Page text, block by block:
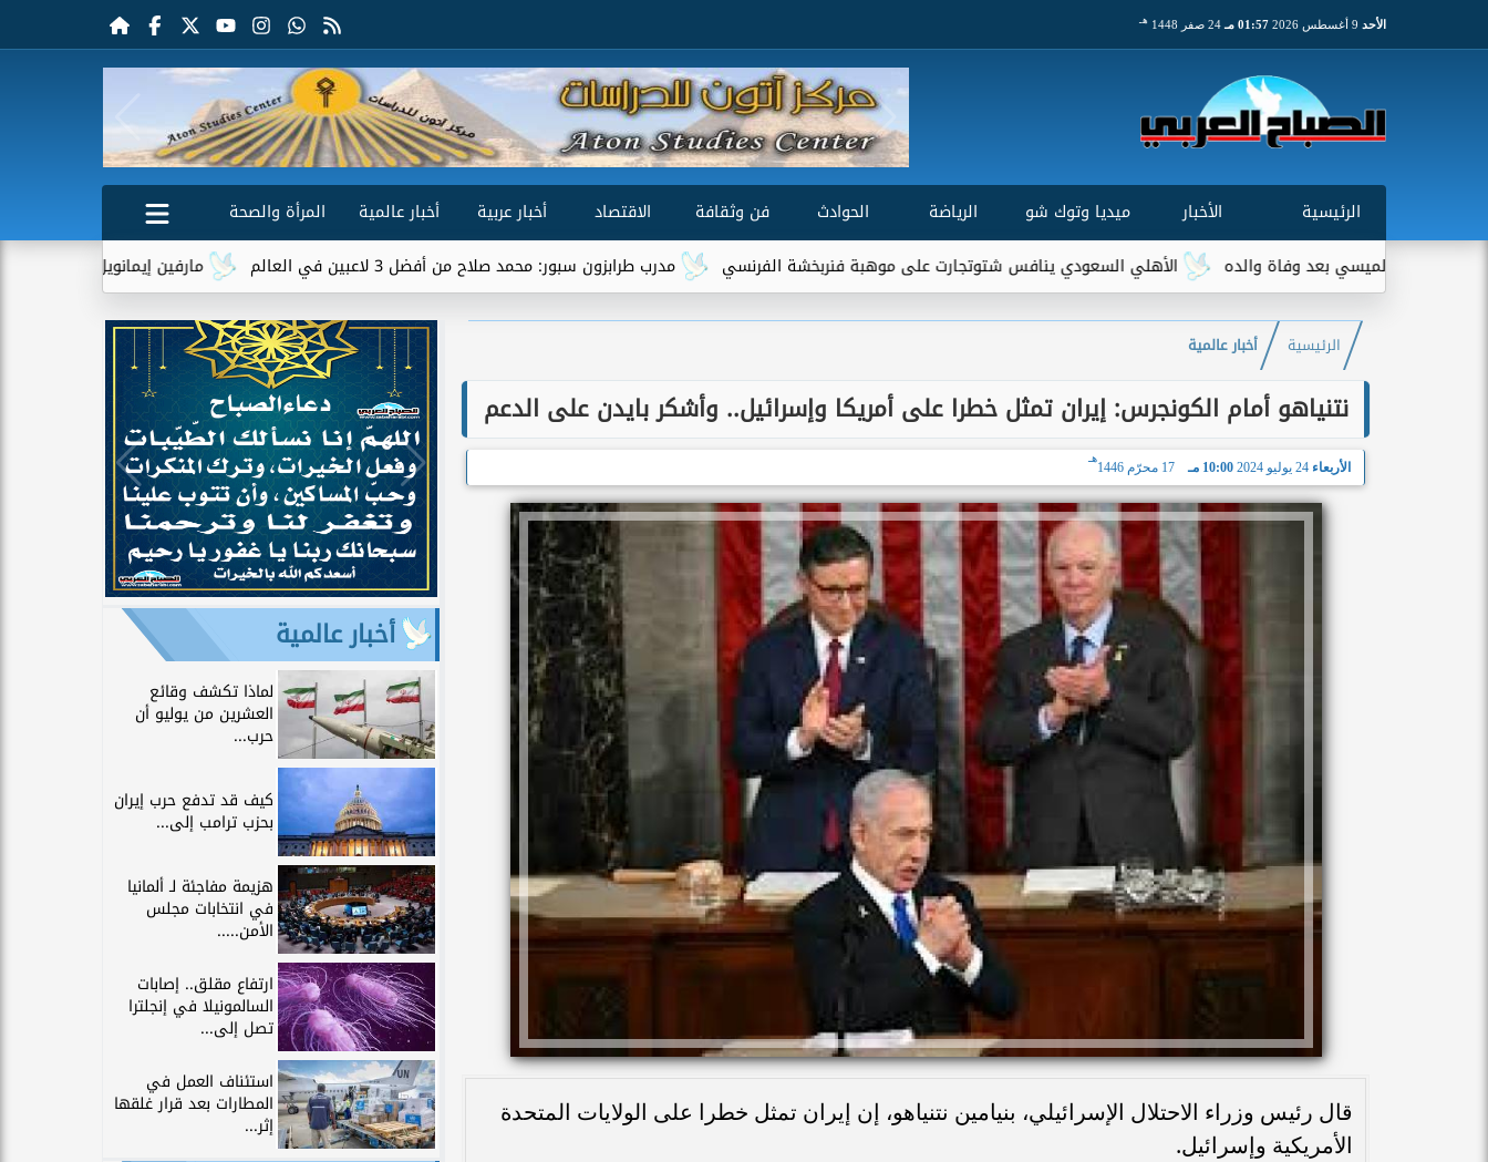
الأحد 01:57 مـ 24 صفر 1448 هـ
الرئيسية الأخبار ميديا وتوك شو الرياضة الحوادث فن وثقافة الاقتصاد أخبار عربية أخبار عالمية
المرأة والصحة
مارفين إيمانويل.. سائق توصيل وعامل
مدرب طرابزون سبور: محمد صلاح من أفضل 3 لاعبين في العالم الأهلي السعودي ينافس شتوتجارت على موهبة فنربخشة الفرنسي لميسي بعد وفاة والده
الرئيسية أخبار عالمية
نتنياهو أمام الكونجرس: إيران تمثل خطرا على أمريكا وإسرائيل.. وأشكر بايدن على الدعم
الأربعاء 24 يوليو 2024 10:00 مـ 17 محرّم 1446
هـ
قال رئيس وزراء الاحتلال الإسرائيلي، بنيامين نتنياهو، إن إيران تمثل خطرا على الولايات المتحدة
الأمريكية وإسرائيل.
أخبار عالمية
لماذا تكشف وقائع
العشرين من يوليو أن
حرب...
كيف قد تدفع حرب إيران
بحزب ترامب إلى...
هزيمة مفاجئة لـ ألمانيا
في انتخابات مجلس
الأمن.....
ارتفاع مقلق.. إصابات
السالمونيلا في إنجلترا
تصل إلى...
استئناف العمل في
المطارات بعد قرار غلقها
إثر...